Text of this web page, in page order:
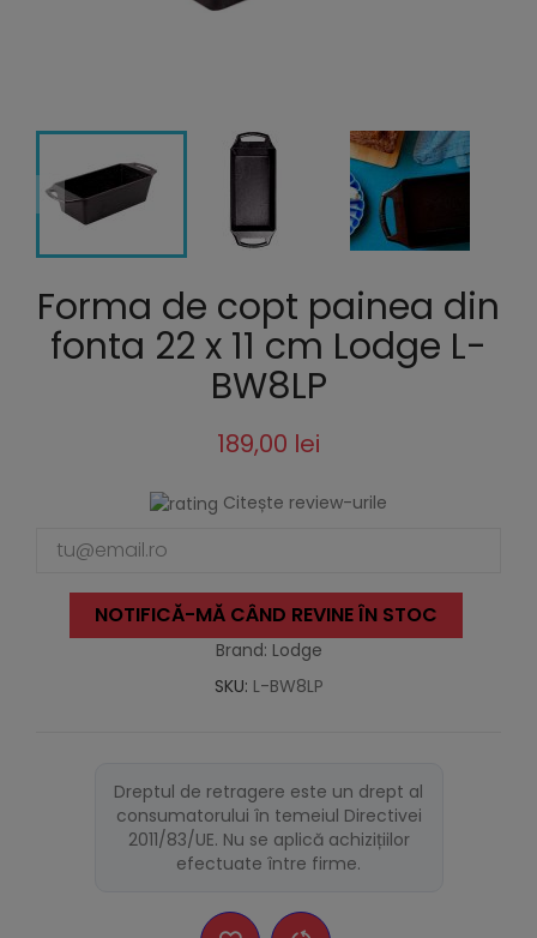
Forma de copt painea din
fonta 22 x 11 cm Lodge L-
BW8LP
189,00 lei
Citește review-urile
NOTIFICĂ-MĂ CÂND REVINE ÎN STOC
Brand: Lodge
SKU: L-BW8LP
Dreptul de retragere este un drept al
consumatorului în temeiul Directivei
2011/83/UE. Nu se aplică achizițiilor
efectuate între firme.